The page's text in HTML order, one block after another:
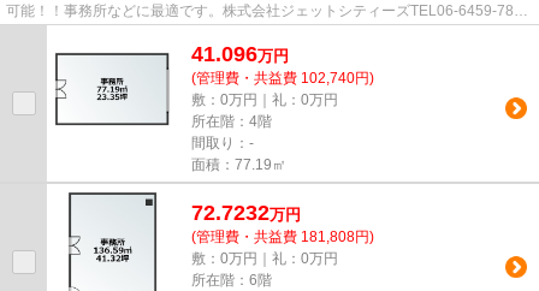
可能！！事務所などに最適です。株式会社ジェットシティーズTEL06-6459-7809
41.096万円
(管理費・共益費 102,740円)
敷：0万円｜礼：0万円
所在階：4階
間取り：-
面積：77.19㎡
72.7232万円
(管理費・共益費 181,808円)
敷：0万円｜礼：0万円
所在階：6階